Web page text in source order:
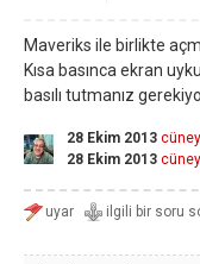
Maveriks ile birlikte
Kısa basınca ekran
basılı tutmanız
28 Ekim 2013
28 Ekim 2013